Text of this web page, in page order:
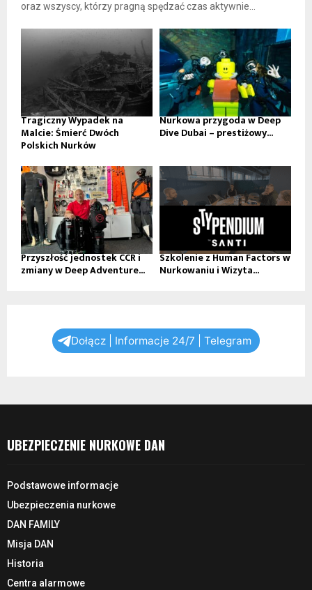
oraz wszyscy, którzy pragną spędzać czas aktywnie...
Tragiczny Wypadek na
Malcie: Śmierć Dwóch
Polskich Nurków
Nurkowa przygoda w Deep
Dive Dubai – prestiżowy...
Przyszłość jednostek CCR i
zmiany w Deep Adventure...
Szkolenie z Human Factors w
Nurkowaniu i Wizyta...
Dołącz | Informacje 24/7 | Telegram
UBEZPIECZENIE NURKOWE DAN
Podstawowe informacje
Ubezpieczenia nurkowe
DAN FAMILY
Misja DAN
Historia
Centra alarmowe